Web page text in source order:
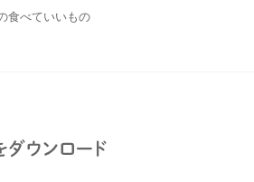
食べていいもの